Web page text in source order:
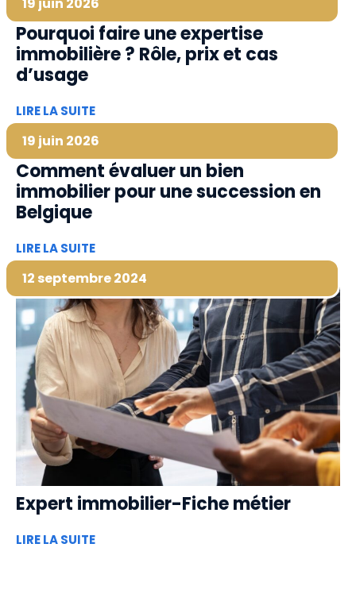
Pourquoi faire une expertise
immobilière ? Rôle, prix et cas
d’usage
LIRE LA SUITE
19 juin 2026
Comment évaluer un bien
immobilier pour une succession en
Belgique
LIRE LA SUITE
12 septembre 2024
Expert immobilier-Fiche métier
LIRE LA SUITE